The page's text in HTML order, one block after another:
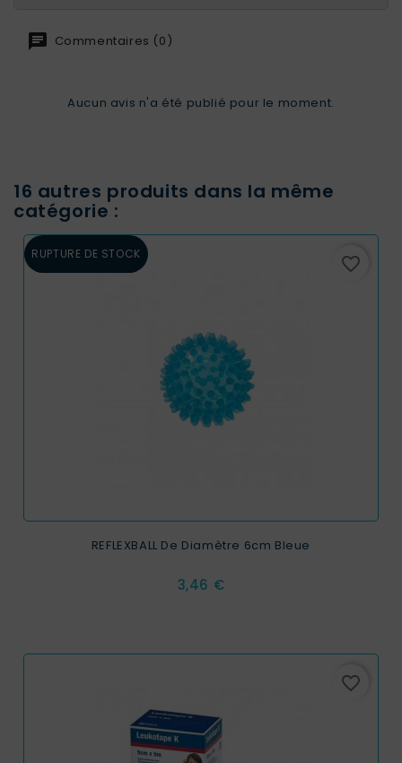
Commentaires (0)
Aucun avis n'a été publié pour le moment.
16 autres produits dans la même
catégorie :
RUPTURE DE STOCK favorite_border
REFLEXBALL De Diamètre 6cm Bleue
Prix
3,46 €
favorite_border